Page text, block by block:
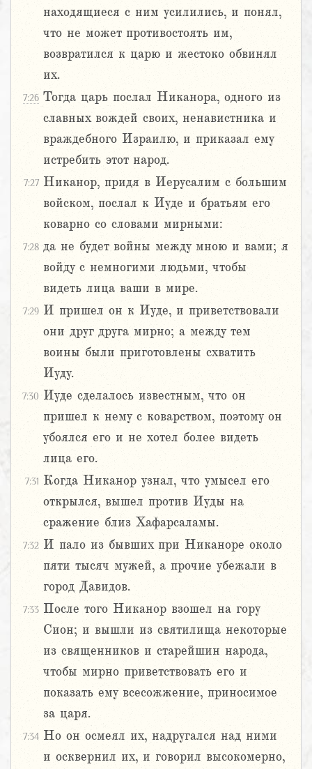
находящиеся с ним усилились, и понял,
что не может противостоять им,
возвратился к царю и жестоко обвинял
их.
7:26 Тогда царь послал Никанора, одного из
славных вождей своих, ненавистника и
враждебного Израилю, и приказал ему
истребить этот народ.
7:27 Никанор, придя в Иерусалим с большим
войском, послал к Иуде и братьям его
коварно со словами мирными:
7:28 да не будет войны между мною и вами; я
войду с немногими людьми, чтобы
видеть лица ваши в мире.
7:29 И пришел он к Иуде, и приветствовали
они друг друга мирно; а между тем
воины были приготовлены схватить
Иуду.
7:30 Иуде сделалось известным, что он
пришел к нему с коварством, поэтому он
убоялся его и не хотел более видеть
лица его.
7:31 Когда Никанор узнал, что умысел его
открылся, вышел против Иуды на
сражение близ Хафарсаламы.
7:32 И пало из бывших при Никаноре около
пяти тысяч мужей, а прочие убежали в
город Давидов.
7:33 После того Никанор взошел на гору
Сион; и вышли из святилища некоторые
из священников и старейшин народа,
чтобы мирно приветствовать его и
показать ему всесожжение, приносимое
за царя.
7:34 Но он осмеял их, надругался над ними
и осквернил их, и говорил высокомерно,